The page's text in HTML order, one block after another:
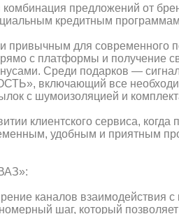
предложений от
кредитным
привычным для современного
с платформы и получение
Среди подарков —
включающий все
с шумоизоляцией и
клиентского сервиса, когда
удобным и приятным
каналов взаимодействия с
шаг, который